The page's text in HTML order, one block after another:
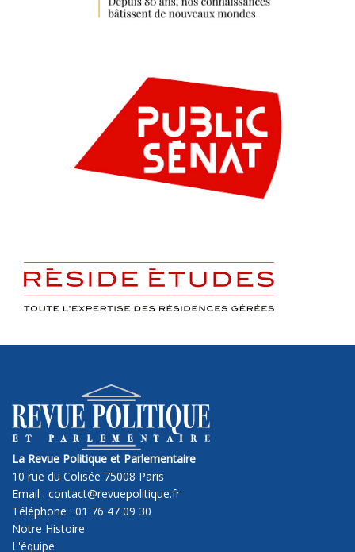
La Revue Politique et Parlementaire
10 rue du Colisée 75008 Paris
Email : contact@revuepolitique.fr
Téléphone : 01 76 47 09 30
Notre Histoire
L'équipe